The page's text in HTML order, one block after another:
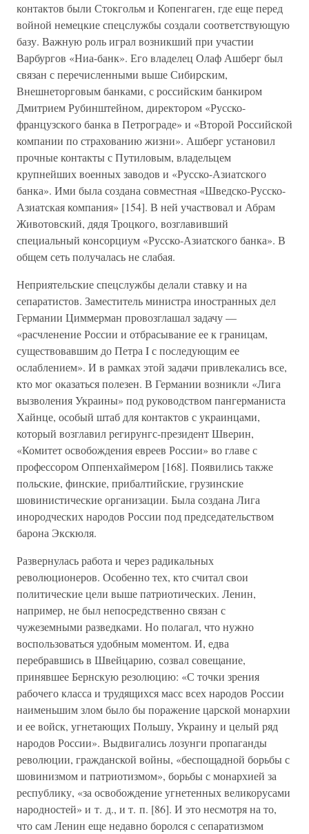
контактов были Стокгольм и Копенгаген, где еще перед
войной немецкие спецслужбы создали соответствующую
базу. Важную роль играл возникший при участии
Варбургов «Ниа-банк». Его владелец Олаф Ашберг был
связан с перечисленными выше Сибирским,
Внешнеторговым банками, с российским банкиром
Дмитрием Рубинштейном, директором «Русско-
французского банка в Петрограде» и «Второй Российской
компании по страхованию жизни». Ашберг установил
прочные контакты с Путиловым, владельцем
крупнейших военных заводов и «Русско-Азиатского
банка». Ими была создана совместная «Шведско-Русско-
Азиатская компания» [154]. В ней участвовал и Абрам
Животовский, дядя Троцкого, возглавивший
специальный консорциум «Русско-Азиатского банка». В
общем сеть получалась не слабая.
Неприятельские спецслужбы делали ставку и на
сепаратистов. Заместитель министра иностранных дел
Германии Циммерман провозглашал задачу —
«расчленение России и отбрасывание ее к границам,
существовавшим до Петра I с последующим ее
ослаблением». И в рамках этой задачи привлекались все,
кто мог оказаться полезен. В Германии возникли «Лига
вызволения Украины» под руководством пангерманиста
Хайнце, особый штаб для контактов с украинцами,
который возглавил регирунгс-президент Шверин,
«Комитет освобождения евреев России» во главе с
профессором Оппенхаймером [168]. Появились также
польские, финские, прибалтийские, грузинские
шовинистические организации. Была создана Лига
инородческих народов России под председательством
барона Экскюля.
Развернулась работа и через радикальных
революционеров. Особенно тех, кто считал свои
политические цели выше патриотических. Ленин,
например, не был непосредственно связан с
чужеземными разведками. Но полагал, что нужно
воспользоваться удобным моментом. И, едва
перебравшись в Швейцарию, созвал совещание,
принявшее Бернскую резолюцию: «С точки зрения
рабочего класса и трудящихся масс всех народов России
наименьшим злом было бы поражение царской монархии
и ее войск, угнетающих Польшу, Украину и целый ряд
народов России». Выдвигались лозунги пропаганды
революции, гражданской войны, «беспощадной борьбы с
шовинизмом и патриотизмом», борьбы с монархией за
республику, «за освобождение угнетенных великорусами
народностей» и т. д., и т. п. [86]. И это несмотря на то,
что сам Ленин еще недавно боролся с сепаратизмом